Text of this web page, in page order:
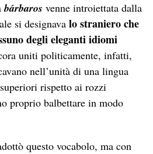
bárbarosvenne introiettata dalla
si designavalo straniero che
degli eleganti idiomi
uniti politicamente, infatti,
nell’unità di una lingua
rispetto ai rozzi
proprio balbettare in modo
questo vocabolo, ma con